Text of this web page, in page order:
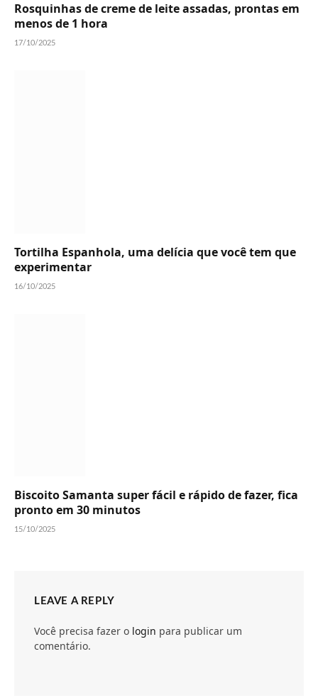
Rosquinhas de creme de leite assadas, prontas em
menos de 1 hora
17/10/2025
Tortilha Espanhola, uma delícia que você tem que
experimentar
16/10/2025
Biscoito Samanta super fácil e rápido de fazer, fica
pronto em 30 minutos
15/10/2025
LEAVE A REPLY
Você precisa fazer o login para publicar um
comentário.